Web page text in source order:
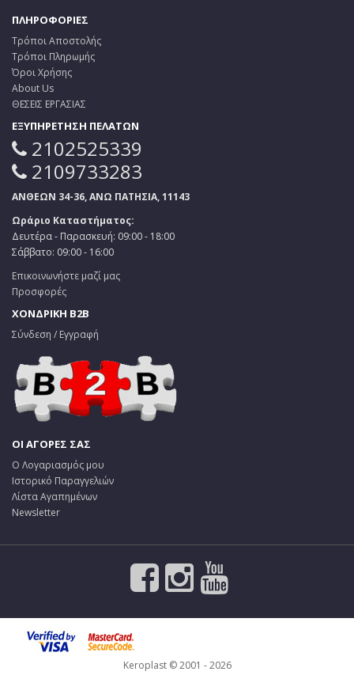
ΠΛΗΡΟΦΟΡΙΕΣ
Τρόποι Αποστολής
Τρόποι Πληρωμής
Όροι Χρήσης
About Us
ΘΕΣΕΙΣ ΕΡΓΑΣΙΑΣ
ΕΞΥΠΗΡΕΤΗΣΗ ΠΕΛΑΤΩΝ
2102525339
2109733283
ΑΝΘΕΩΝ 34-36, ΑΝΩ ΠΑΤΗΣΙΑ, 11143
Ωράριο Καταστήματος:
Δευτέρα - Παρασκευή: 09:00 - 18:00
Σάββατο: 09:00 - 16:00
Επικοινωνήστε μαζί μας
Προσφορές
ΧΟΝΔΡΙΚΗ B2B
Σύνδεση / Εγγραφή
ΟΙ ΑΓΟΡΕΣ ΣΑΣ
Ο Λογαριασμός μου
Ιστορικό Παραγγελιών
Λίστα Αγαπημένων
Newsletter
Keroplast © 2001 - 2026